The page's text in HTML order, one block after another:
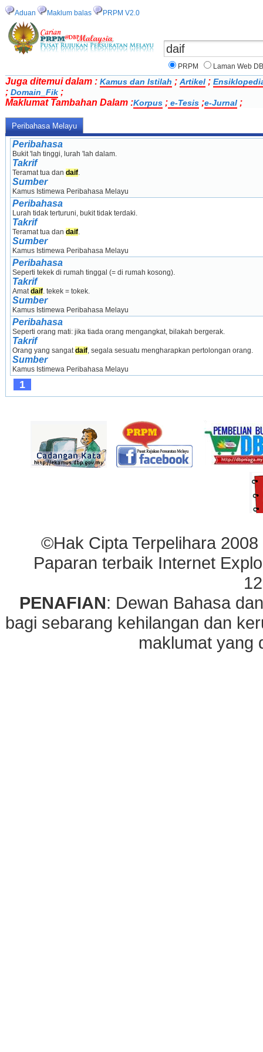
Aduan Maklum balas PRPM V2.0
PRPM Laman Web
Juga ditemui dalam : Kamus dan Istilah ; Artikel ;
; Domain_Fik ;
Maklumat Tambahan Dalam :Korpus ; e-Tesis ;e-Jurnal ;
Peribahasa Melayu
Peribahasa
Bukit 'lah tinggi, lurah 'lah dalam.
Takrif
Teramat tua dan daif.
Sumber
Kamus Istimewa Peribahasa Melayu
Peribahasa
Lurah tidak terturuni, bukit tidak terdaki.
Takrif
Teramat tua dan daif.
Sumber
Kamus Istimewa Peribahasa Melayu
Peribahasa
Seperti tekek di rumah tinggal (= di rumah kosong).
Takrif
Amat daif. tekek = tokek.
Sumber
Kamus Istimewa Peribahasa Melayu
Peribahasa
Seperti orang mati: jika tiada orang mengangkat, bilakah bergerak.
Takrif
Orang yang sangat daif, segala sesuatu mengharapkan pertolongan orang.
Sumber
Kamus Istimewa Peribahasa Melayu
1
©Hak Cipta Terpelihara
Paparan terbaik Internet
PENAFIAN: Dewan Bahasa
bagi sebarang kehilangan dan
maklumat yang